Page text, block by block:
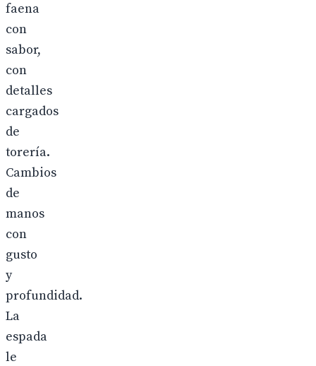
faena
con
sabor,
con
detalles
cargados
de
torería.
Cambios
de
manos
con
gusto
y
profundidad.
La
espada
le